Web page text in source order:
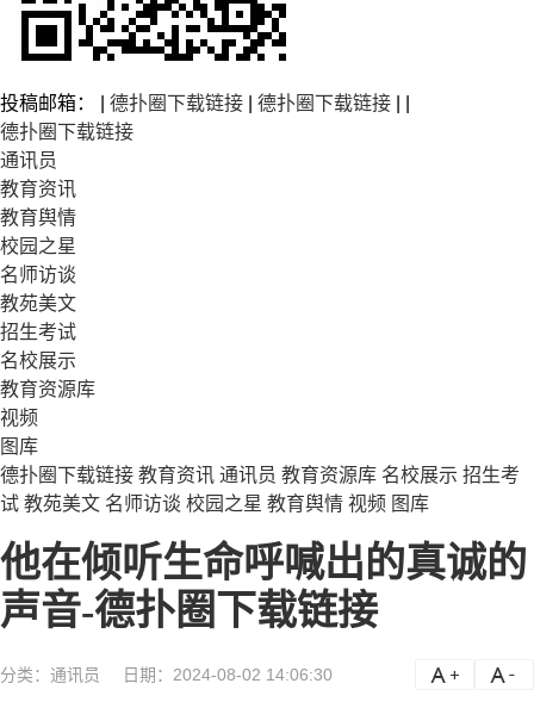
投稿邮箱： | 德扑圈下载链接 德扑圈下载链接
德扑圈下载链接
通讯员
教育资讯
教育舆情
校园之星
名师访谈
教苑美文
招生考试
名校展示
教育资源库
视频
图库
德扑圈下载链接 教育资讯 通讯员 教育资源库 名校展示 招生考
试 教苑美文 名师访谈 校园之星 教育舆情 视频 图库
他在倾听生命呼喊出的真诚的
声音-德扑圈下载链接
分类： 通讯员 日期：2024-08-02 14:06:30